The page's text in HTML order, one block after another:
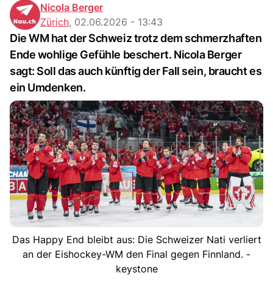
Nicola Berger
Zürich, 02.06.2026 - 13:43
Die WM hat der Schweiz trotz dem schmerzhaften
Ende wohlige Gefühle beschert. Nicola Berger
sagt: Soll das auch künftig der Fall sein, braucht es
ein Umdenken.
Das Happy End bleibt aus: Die Schweizer Nati verliert
an der Eishockey-WM den Final gegen Finnland. -
keystone